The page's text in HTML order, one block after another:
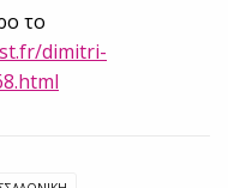
το
dimitri-